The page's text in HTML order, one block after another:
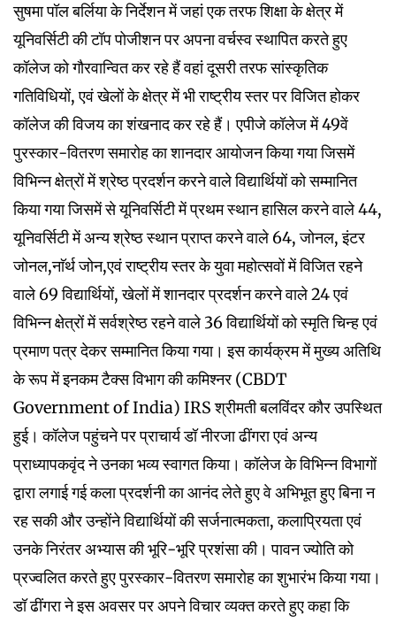
सुषमा पॉल बर्लिया के निर्देशन में जहां एक तरफ शिक्षा के क्षेत्र में
यूनिवर्सिटी की टॉप पोजीशन पर अपना वर्चस्व स्थापित करते हुए
कॉलेज को गौरवान्वित कर रहे हैं वहां दूसरी तरफ सांस्कृतिक
गतिविधियों, एवं खेलों के क्षेत्र में भी राष्ट्रीय स्तर पर विजित होकर
कॉलेज की विजय का शंखनाद कर रहे हैं। एपीजे कॉलेज में 49वें
पुरस्कार-वितरण समारोह का शानदार आयोजन किया गया जिसमें
विभिन्न क्षेत्रों में श्रेष्ठ प्रदर्शन करने वाले विद्यार्थियों को सम्मानित
किया गया जिसमें से यूनिवर्सिटी में प्रथम स्थान हासिल करने वाले 44,
यूनिवर्सिटी में अन्य श्रेष्ठ स्थान प्राप्त करने वाले 64, जोनल, इंटर
जोनल,नाॅर्थ जोन,एवं राष्ट्रीय स्तर के युवा महोत्सवों में विजित रहने
वाले 69 विद्यार्थियों, खेलों में शानदार प्रदर्शन करने वाले 24 एवं
विभिन्न क्षेत्रों में सर्वश्रेष्ठ रहने वाले 36 विद्यार्थियों को स्मृति चिन्ह एवं
प्रमाण पत्र देकर सम्मानित किया गया। इस कार्यक्रम में मुख्य अतिथि
के रूप में इनकम टैक्स विभाग की कमिश्नर (CBDT
Government of India) IRS श्रीमती बलविंदर कौर उपस्थित
हुई। कॉलेज पहुंचने पर प्राचार्य डॉ नीरजा ढींगरा एवं अन्य
प्राध्यापकवृंद ने उनका भव्य स्वागत किया। कॉलेज के विभिन्न विभागों
द्वारा लगाई गई कला प्रदर्शनी का आनंद लेते हुए वे अभिभूत हुए बिना न
रह सकी और उन्होंने विद्यार्थियों की सर्जनात्मकता, कलाप्रियता एवं
उनके निरंतर अभ्यास की भूरि-भूरि प्रशंसा की। पावन ज्योति को
प्रज्वलित करते हुए पुरस्कार-वितरण समारोह का शुभारंभ किया गया।
डॉ ढींगरा ने इस अवसर पर अपने विचार व्यक्त करते हुए कहा कि